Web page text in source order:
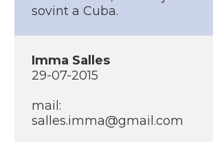
sovint a Cuba.
Imma Salles
29-07-2015
mail:
salles.imma@gmail.com